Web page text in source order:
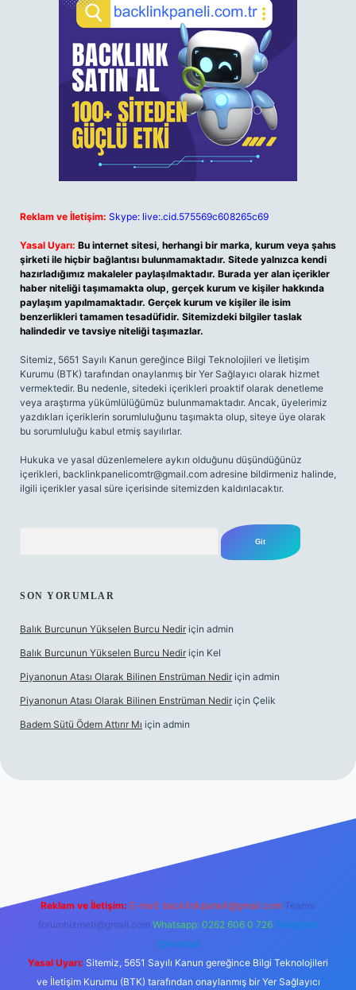
Reklam ve İletişim: Skype: live:.cid.575569c608265c69
Yasal Uyarı: Bu internet sitesi, herhangi bir marka, kurum veya şahıs
şirketi ile hiçbir bağlantısı bulunmamaktadır. Sitede yalnızca kendi
hazırladığımız makaleler paylaşılmaktadır. Burada yer alan içerikler
haber niteliği taşımamakta olup, gerçek kurum ve kişiler hakkında
paylaşım yapılmamaktadır. Gerçek kurum ve kişiler ile isim
benzerlikleri tamamen tesadüfidir. Sitemizdeki bilgiler taslak
halindedir ve tavsiye niteliği taşımazlar.
Sitemiz, 5651 Sayılı Kanun gereğince Bilgi Teknolojileri ve İletişim
Kurumu (BTK) tarafından onaylanmış bir Yer Sağlayıcı olarak hizmet
vermektedir. Bu nedenle, sitedeki içerikleri proaktif olarak denetleme
veya araştırma yükümlülüğümüz bulunmamaktadır. Ancak, üyelerimiz
yazdıkları içeriklerin sorumluluğunu taşımakta olup, siteye üye olarak
bu sorumluluğu kabul etmiş sayılırlar.
Hukuka ve yasal düzenlemelere aykırı olduğunu düşündüğünüz
içerikleri, backlinkpanelicomtr@gmail.com adresine bildirmeniz halinde,
ilgili içerikler yasal süre içerisinde sitemizden kaldırılacaktır.
SON YORUMLAR
Balık Burcunun Yükselen Burcu Nedir için admin
Balık Burcunun Yükselen Burcu Nedir için Kel
Piyanonun Atası Olarak Bilinen Enstrüman Nedir için admin
Piyanonun Atası Olarak Bilinen Enstrüman Nedir için Çelik
Badem Sütü Ödem Attırır Mı için admin
Reklam ve İletişim: E-mail: backlinkpaneli@gmail.com Teams:
forumhizmeti@gmail.com Whatsapp: 0262 606 0 726 Telegram:
@karabul
Yasal Uyarı: Sitemiz, 5651 Sayılı Kanun gereğince Bilgi Teknolojileri
ve İletişim Kurumu (BTK) tarafından onaylanmış bir Yer Sağlayıcı